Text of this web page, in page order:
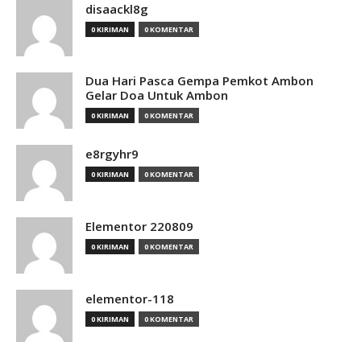
disaackl8g
0 KIRIMAN 0 KOMENTAR
Dua Hari Pasca Gempa Pemkot Ambon
Gelar Doa Untuk Ambon
0 KIRIMAN 0 KOMENTAR
e8rgyhr9
0 KIRIMAN 0 KOMENTAR
Elementor 220809
0 KIRIMAN 0 KOMENTAR
elementor-118
0 KIRIMAN 0 KOMENTAR